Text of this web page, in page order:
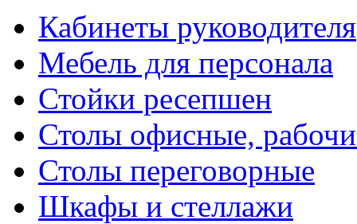
Кабинеты руководителя
Мебель для персонала
Стойки ресепшен
Столы офисные,
Столы переговорные
Шкафы и стеллажи